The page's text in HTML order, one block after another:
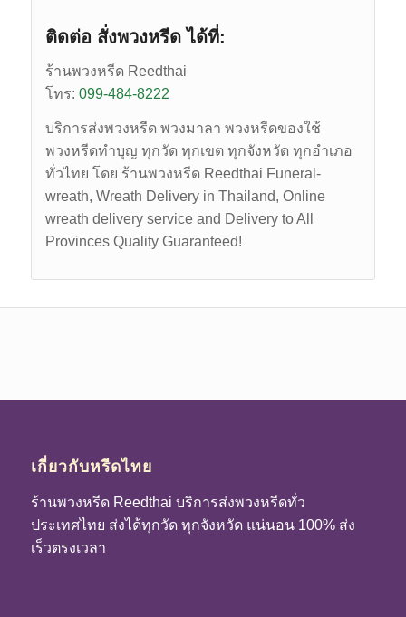
ติดต่อ สั่งพวงหรีด ได้ที่:
ร้านพวงหรีด Reedthai
โทร: 099-484-8222
บริการส่งพวงหรีด พวงมาลา พวงหรีดของใช้
พวงหรีดทำบุญ ทุกวัด ทุกเขต ทุกจังหวัด ทุกอำเภอ
ทั่วไทย โดย ร้านพวงหรีด Reedthai Funeral-
wreath, Wreath Delivery in Thailand, Online
wreath delivery service and Delivery to All
Provinces Quality Guaranteed!
เกี่ยวกับหรีดไทย
ร้านพวงหรีด Reedthai บริการส่งพวงหรีดทั่ว
ประเทศไทย ส่งได้ทุกวัด ทุกจังหวัด แน่นอน 100% ส่ง
เร็วตรงเวลา